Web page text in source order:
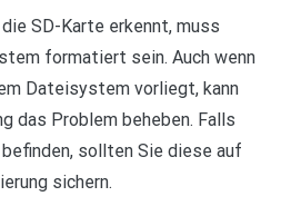
SD-Karte erkennt, muss
formatiert sein. Auch wenn
Dateisystem vorliegt, kann
das Problem beheben. Falls
sollten Sie diese auf
sichern.